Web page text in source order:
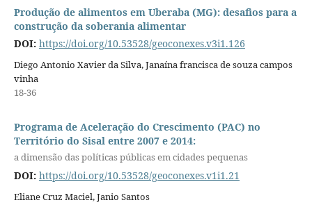
Produção de alimentos em Uberaba (MG): desafios para a
construção da soberania alimentar
DOI: https://doi.org/10.53528/geoconexes.v3i1.126
Diego Antonio Xavier da Silva, Janaína francisca de souza campos
vinha
18-36
Programa de Aceleração do Crescimento (PAC) no
Território do Sisal entre 2007 e 2014:
a dimensão das políticas públicas em cidades pequenas
DOI: https://doi.org/10.53528/geoconexes.v1i1.21
Eliane Cruz Maciel, Janio Santos